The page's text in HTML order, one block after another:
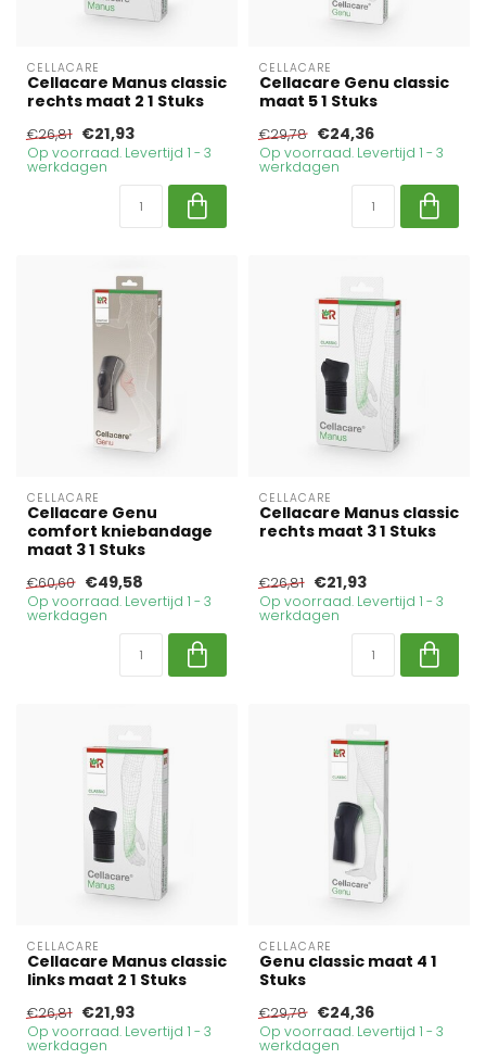
CELLACARE
Cellacare Manus classic
rechts maat 2 1 Stuks
€26,81 €21,93
Op voorraad. Levertijd 1 - 3
werkdagen
CELLACARE
Cellacare Genu classic
maat 5 1 Stuks
€29,78 €24,36
Op voorraad. Levertijd 1 - 3
werkdagen
CELLACARE
Cellacare Genu
comfort kniebandage
maat 3 1 Stuks
€60,60 €49,58
Op voorraad. Levertijd 1 - 3
werkdagen
CELLACARE
Cellacare Manus classic
rechts maat 3 1 Stuks
€26,81 €21,93
Op voorraad. Levertijd 1 - 3
werkdagen
CELLACARE
Cellacare Manus classic
links maat 2 1 Stuks
€26,81 €21,93
Op voorraad. Levertijd 1 - 3
werkdagen
CELLACARE
Genu classic maat 4 1
Stuks
€29,78 €24,36
Op voorraad. Levertijd 1 - 3
werkdagen